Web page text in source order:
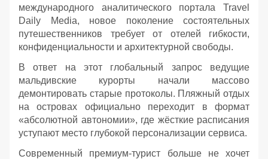
международного аналитического портала Travel
Daily Media, новое поколение состоятельных
путешественников требует от отелей гибкости,
конфиденциальности и архитектурной свободы.
В ответ на этот глобальный запрос ведущие
мальдивские курорты начали массово
демонтировать старые протоколы. Пляжный отдых
на островах официально переходит в формат
«абсолютной автономии», где жёсткие расписания
уступают место глубокой персонализации сервиса.
Современный премиум-турист больше не хочет